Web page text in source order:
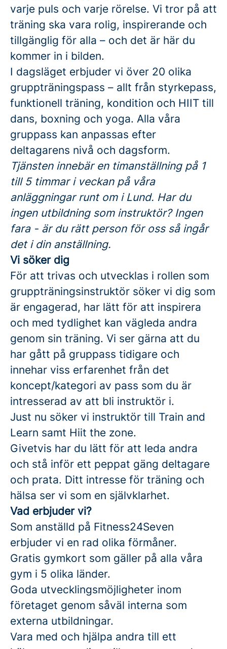
varje puls och varje rörelse. Vi tror på att
träning ska vara rolig, inspirerande och
tillgänglig för alla – och det är här du
kommer in i bilden.
I dagsläget erbjuder vi över 20 olika
gruppträningspass – allt från styrkepass,
funktionell träning, kondition och HIIT till
dans, boxning och yoga. Alla våra
gruppass kan anpassas efter
deltagarens nivå och dagsform.
Tjänsten innebär en timanställning på 1
till 5 timmar i veckan på våra
anläggningar runt om i Lund. Har du
ingen utbildning som instruktör? Ingen
fara - är du rätt person för oss så ingår
det i din anställning.
Vi söker dig
För att trivas och utvecklas i rollen som
gruppträningsinstruktör söker vi dig som
är engagerad, har lätt för att inspirera
och med tydlighet kan vägleda andra
genom sin träning. Vi ser gärna att du
har gått på gruppass tidigare och
innehar viss erfarenhet från det
koncept/kategori av pass som du är
intresserad av att bli instruktör i.
Just nu söker vi instruktör till Train and
Learn samt Hiit the zone.
Givetvis har du lätt för att leda andra
och stå inför ett peppat gäng deltagare
och prata. Ditt intresse för träning och
hälsa ser vi som en självklarhet.
Vad erbjuder vi?
Som anställd på Fitness24Seven
erbjuder vi en rad olika förmåner.
Gratis gymkort som gäller på alla våra
gym i 5 olika länder.
Goda utvecklingsmöjligheter inom
företaget genom såväl interna som
externa utbildningar.
Vara med och hjälpa andra till ett